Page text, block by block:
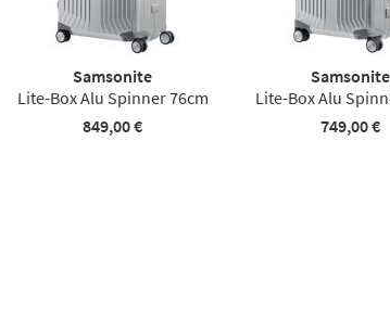
Samsonite
Lite-Box Alu Spinner 76cm
849,00 €
Samsonite
Lite-Box Alu
749,00 €